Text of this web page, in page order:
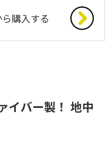
購入する
イバー製！ 地中